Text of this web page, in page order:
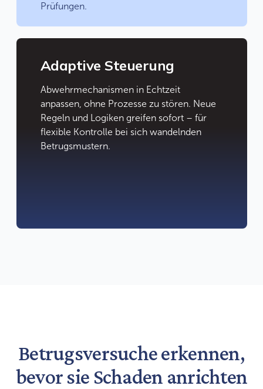
Prüfungen.
Adaptive Steuerung
Abwehrmechanismen in Echtzeit
anpassen, ohne Prozesse zu stören. Neue
Regeln und Logiken greifen sofort – für
flexible Kontrolle bei sich wandelnden
Betrugsmustern.
Betrugsversuche erkennen,
bevor sie Schaden anrichten